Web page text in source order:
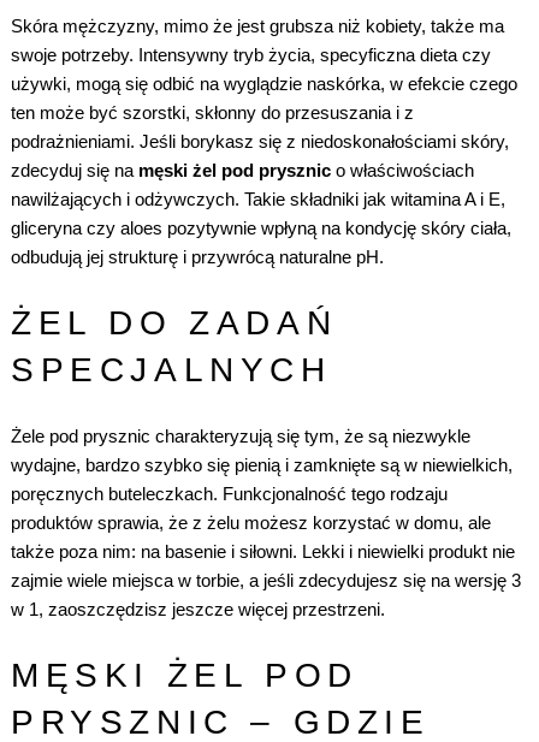
Skóra mężczyzny, mimo że jest grubsza niż kobiety, także ma
swoje potrzeby. Intensywny tryb życia, specyficzna dieta czy
używki, mogą się odbić na wyglądzie naskórka, w efekcie czego
ten może być szorstki, skłonny do przesuszania i z
podrażnieniami. Jeśli borykasz się z niedoskonałościami skóry,
zdecyduj się na męski żel pod prysznico właściwościach
nawilżających i odżywczych. Takie składniki jak witamina A i E,
gliceryna czy aloes pozytywnie wpłyną na kondycję skóry ciała,
odbudują jej strukturę i przywrócą naturalne pH.
ŻEL DO ZADAŃ
SPECJALNYCH
Żele pod prysznic charakteryzują się tym, że są niezwykle
wydajne, bardzo szybko się pienią i zamknięte są w niewielkich,
poręcznych buteleczkach. Funkcjonalność tego rodzaju
produktów sprawia, że z żelu możesz korzystać w domu, ale
także poza nim: na basenie i siłowni. Lekki i niewielki produkt nie
zajmie wiele miejsca w torbie, a jeśli zdecydujesz się na wersję 3
w 1, zaoszczędzisz jeszcze więcej przestrzeni.
MĘSKI ŻEL POD
PRYSZNIC – GDZIE